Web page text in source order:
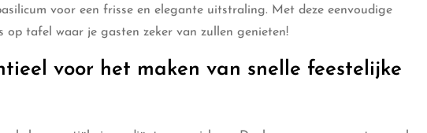
voor een frisse en elegante uitstraling. Met deze eenvoudige
op tafel waar je gasten zeker van zullen genieten!
voor het maken van snelle feestelijke